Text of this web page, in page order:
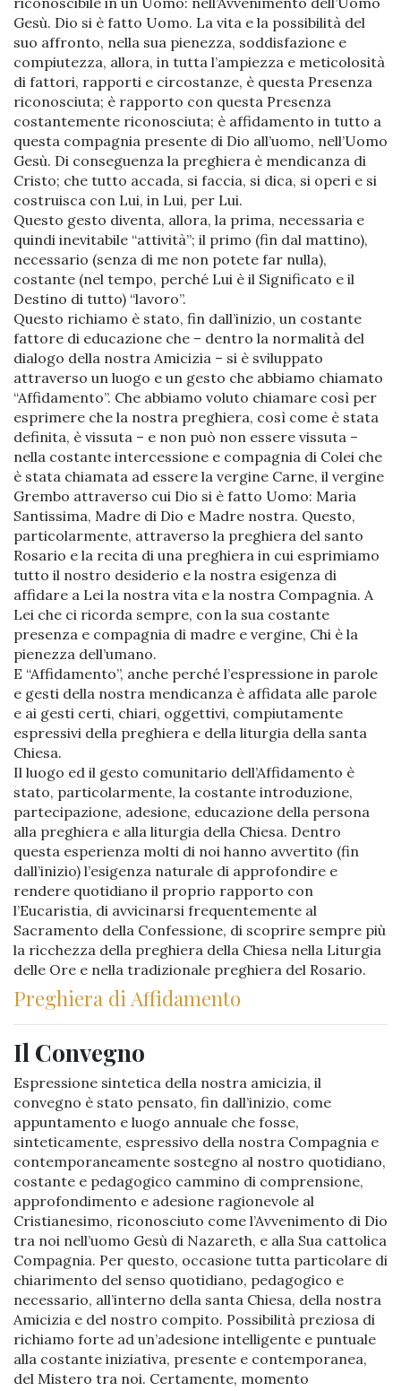
Gesù. Dio si è fatto Uomo. La vita e la possibilità del
suo affronto, nella sua pienezza, soddisfazione e
compiutezza, allora, in tutta l’ampiezza e meticolosità
di fattori, rapporti e circostanze, è questa Presenza
riconosciuta; è rapporto con questa Presenza
costantemente riconosciuta; è affidamento in tutto a
questa compagnia presente di Dio all’uomo, nell’Uomo
Gesù. Di conseguenza la preghiera è mendicanza di
Cristo; che tutto accada, si faccia, si dica, si operi e si
costruisca con Lui, in Lui, per Lui.
Questo gesto diventa, allora, la prima, necessaria e
quindi inevitabile “attività”; il primo (fin dal mattino),
necessario (senza di me non potete far nulla),
costante (nel tempo, perché Lui è il Significato e il
Destino di tutto) “lavoro”.
Questo richiamo è stato, fin dall’inizio, un costante
fattore di educazione che – dentro la normalità del
dialogo della nostra Amicizia – si è sviluppato
attraverso un luogo e un gesto che abbiamo chiamato
“Affidamento”. Che abbiamo voluto chiamare così per
esprimere che la nostra preghiera, così come è stata
definita, è vissuta – e non può non essere vissuta –
nella costante intercessione e compagnia di Colei che
è stata chiamata ad essere la vergine Carne, il vergine
Grembo attraverso cui Dio si è fatto Uomo: Maria
Santissima, Madre di Dio e Madre nostra. Questo,
particolarmente, attraverso la preghiera del santo
Rosario e la recita di una preghiera in cui esprimiamo
tutto il nostro desiderio e la nostra esigenza di
affidare a Lei la nostra vita e la nostra Compagnia. A
Lei che ci ricorda sempre, con la sua costante
presenza e compagnia di madre e vergine, Chi è la
pienezza dell’umano.
E “Affidamento”, anche perché l’espressione in parole
e gesti della nostra mendicanza è affidata alle parole
e ai gesti certi, chiari, oggettivi, compiutamente
espressivi della preghiera e della liturgia della santa
Chiesa.
Il luogo ed il gesto comunitario dell’Affidamento è
stato, particolarmente, la costante introduzione,
partecipazione, adesione, educazione della persona
alla preghiera e alla liturgia della Chiesa. Dentro
questa esperienza molti di noi hanno avvertito (fin
dall’inizio) l’esigenza naturale di approfondire e
rendere quotidiano il proprio rapporto con
l’Eucaristia, di avvicinarsi frequentemente al
Sacramento della Confessione, di scoprire sempre più
la ricchezza della preghiera della Chiesa nella Liturgia
delle Ore e nella tradizionale preghiera del Rosario.
Preghiera di Affidamento
Il Convegno
Espressione sintetica della nostra amicizia, il
convegno è stato pensato, fin dall’inizio, come
appuntamento e luogo annuale che fosse,
sinteticamente, espressivo della nostra Compagnia e
contemporaneamente sostegno al nostro quotidiano,
costante e pedagogico cammino di comprensione,
approfondimento e adesione ragionevole al
Cristianesimo, riconosciuto come l’Avvenimento di Dio
tra noi nell’uomo Gesù di Nazareth, e alla Sua cattolica
Compagnia. Per questo, occasione tutta particolare di
chiarimento del senso quotidiano, pedagogico e
necessario, all’interno della santa Chiesa, della nostra
Amicizia e del nostro compito. Possibilità preziosa di
richiamo forte ad un’adesione intelligente e puntuale
alla costante iniziativa, presente e contemporanea,
del Mistero tra noi. Certamente, momento